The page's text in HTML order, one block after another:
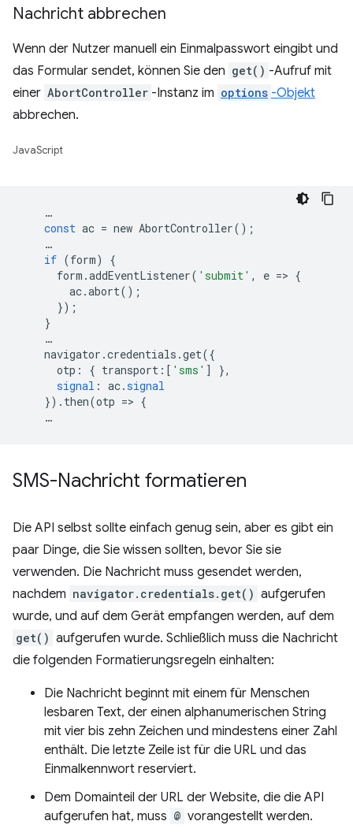
Nachricht abbrechen
Wenn der Nutzer manuell ein Einmalpasswort eingibt und
das Formular sendet, können Sie den get() -Aufruf mit
einer AbortController -Instanz im options -Objekt
abbrechen.
JavaScript
…
const ac = new AbortController();
…
if (form)
{
form .addEventListener( 'submit' , e => {
ac.abort();
});
}
…
navigator .credentials .get({
otp : { transport :[ 'sms' ]
},
signal : ac.signal
}) . then(otp => {
…
SMS-Nachricht formatieren
Die API selbst sollte einfach genug sein, aber es gibt ein
paar Dinge, die Sie wissen sollten, bevor Sie sie
verwenden. Die Nachricht muss gesendet werden,
nachdem navigator.credentials.get() aufgerufen
wurde, und auf dem Gerät empfangen werden, auf dem
get() aufgerufen wurde. Schließlich muss die Nachricht
die folgenden Formatierungsregeln einhalten:
Die Nachricht beginnt mit einem für Menschen
lesbaren Text, der einen alphanumerischen String
mit vier bis zehn Zeichen und mindestens einer Zahl
enthält. Die letzte Zeile ist für die URL und das
Einmalkennwort reserviert.
Dem Domainteil der URL der Website, die die API
aufgerufen hat, muss @ vorangestellt werden.